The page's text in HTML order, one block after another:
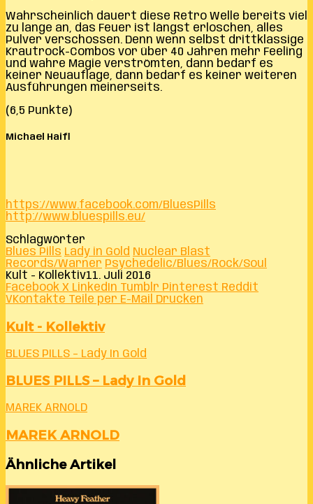
Wahrscheinlich dauert diese Retro Welle bereits viel
zu lange an, das Feuer ist längst erloschen, alles
Pulver verschossen. Denn wenn selbst drittklassige
Krautrock-Combos vor über 40 Jahren mehr Feeling
und wahre Magie verströmten, dann bedarf es
keiner Neuauflage, dann bedarf es keiner weiteren
Ausführungen meinerseits.
(6,5 Punkte)
Michael Haifl
https://www.facebook.com/BluesPills
http://www.bluespills.eu/
Schlagwörter
Blues Pills Lady in Gold Nuclear Blast
Records/Warner Psychedelic/Blues/Rock/Soul
Kult - Kollektiv11. Juli 2016
Facebook X LinkedIn Tumblr Pinterest Reddit
VKontakte Teile per E-Mail Drucken
Kult - Kollektiv
BLUES PILLS – Lady In Gold
BLUES PILLS – Lady In Gold
MAREK ARNOLD
MAREK ARNOLD
Ähnliche Artikel